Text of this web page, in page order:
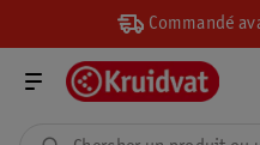
Commandé